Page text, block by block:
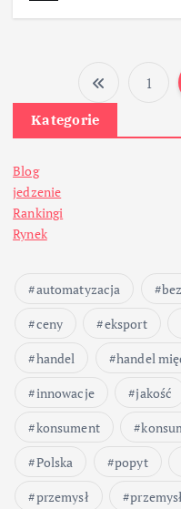
1
Kategorie
Blog
jedzenie
Rankingi
Rynek
automatyzacja
ceny
eksport
handel
handel
innowacje
jakość
konsument
Polska
popyt
przemysł